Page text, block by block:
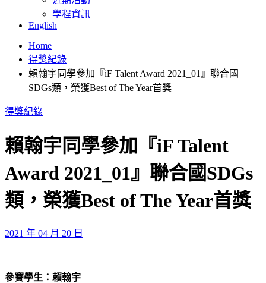
學程資訊
English
Home
得獎紀錄
賴翰宇同學參加『iF Talent Award 2021_01』聯合國
SDGs類，榮獲Best of The Year首獎
得獎紀錄
賴翰宇同學參加『iF Talent
Award 2021_01』聯合國SDGs
類，榮獲Best of The Year首獎
2021 年 04 月 20 日
參賽學生：賴翰宇